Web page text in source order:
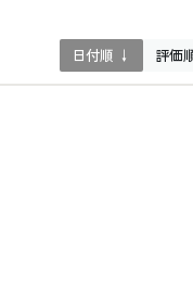
日付順 ↓ 評価